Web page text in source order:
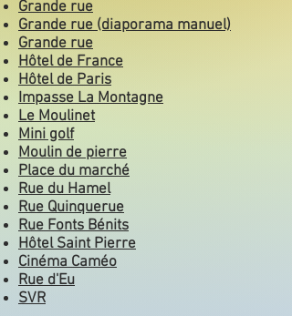
Grande rue
Grande rue (diaporama manuel)
Grande rue
Hôtel de France
Hôtel de Paris
Impasse La Montagne
Le Moulinet
Mini golf
Moulin de pierre
Place du marché
Rue du Hamel
Rue Quinquerue
Rue Fonts Bénits
Hôtel Saint Pierre
Cinéma Caméo
Rue d'Eu
SVR